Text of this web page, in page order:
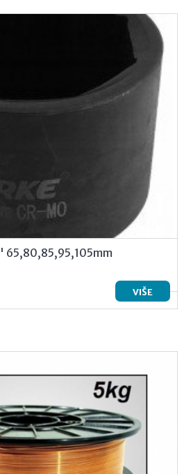
65,80,85,95,105mm
VIŠE